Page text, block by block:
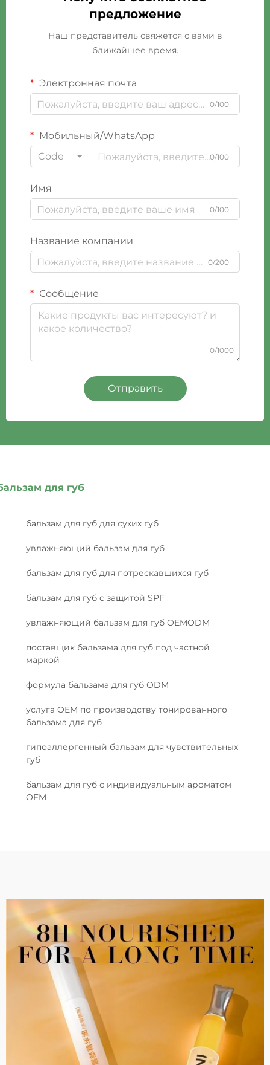
предложение
Наш представитель свяжется с вами в
ближайшее время.
Электронная почта
0/100
Мобильный/WhatsApp
Code
0/100
Имя
0/100
Название компании
0/200
Сообщение
0/1000
Отправить
для губ
бальзам для губ для сухих губ
увлажняющий бальзам для губ
бальзам для губ для потрескавшихся губ
бальзам для губ с защитой SPF
увлажняющий бальзам для губ OEMODM
поставщик бальзама для губ под частной
маркой
формула бальзама для губ ODM
услуга OEM по производству тонированного
бальзама для губ
гипоаллергенный бальзам для чувствительных
губ
бальзам для губ с индивидуальным ароматом
OEM